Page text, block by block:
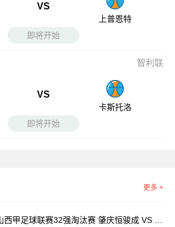
VS
上普恩特
即将开始
智利联
VS
卡斯托洛
即将开始
更多 +